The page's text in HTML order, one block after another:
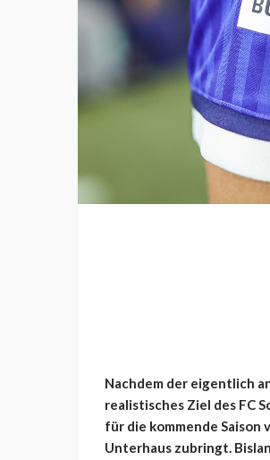
Nachdem der eigentlich
realistisches Ziel des FC
für die kommende Saison
Unterhaus zubringt.